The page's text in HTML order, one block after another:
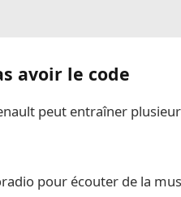
avoir le code
peut entraîner
pour écouter de la